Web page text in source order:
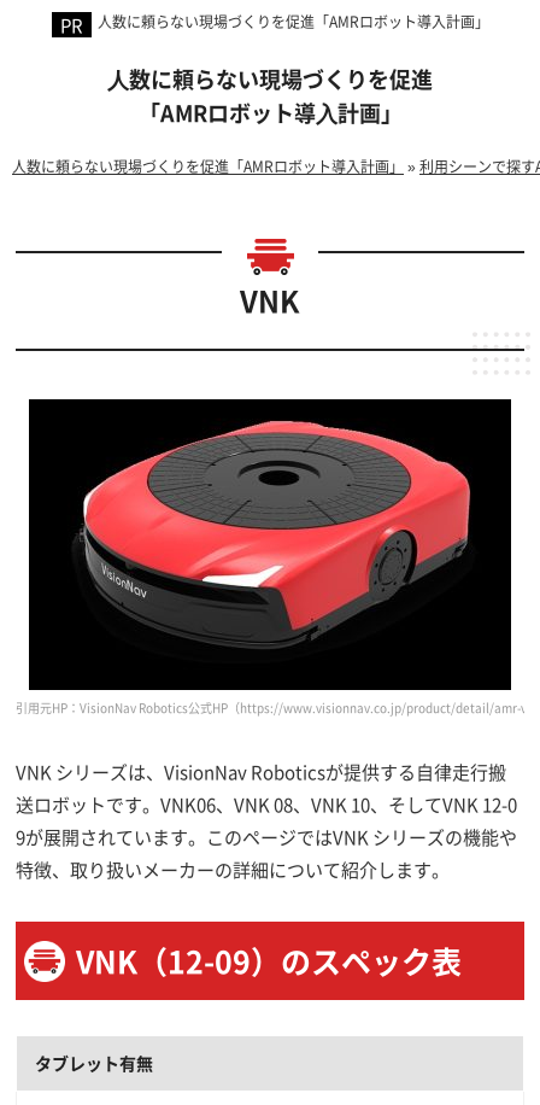
人数に頼らない現場づくりを促進「AMRロボット導入計画」
⼈数に頼らない現場づくりを促進
「AMRロボット導⼊計画」
人数に頼らない現場づくりを促進「AMRロボット導入計画」 »利用シーンで探
VNK
引用元HP：VisionNav Robotics公式HP （https://www.visionnav.co.jp/product/detail/amr-
VNK シリーズは、VisionNav Roboticsが提供する自律走行搬
送ロボットです。VNK06、VNK 08、VNK 10、そしてVNK 12-0
9が展開されています。このページではVNK シリーズの機能や
特徴、取り扱いメーカーの詳細について紹介します。
VNK（12-09）のスペック表
タブレット有無